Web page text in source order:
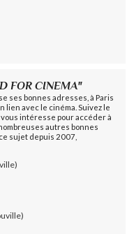
FOR CINEMA"
ses bonnes adresses, à Paris
lien avec le cinéma. Suivez le
intéresse pour accéder à
autres bonnes
sujet depuis 2007,